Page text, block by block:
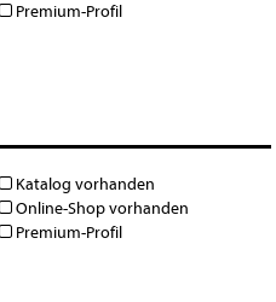
Premium-Profil
Katalog vorhanden
Online-Shop vorhanden
Premium-Profil